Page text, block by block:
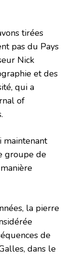
tirées
pas du Pays
Nick
et des
qui a
of
maintenant
groupe de
la pierre
de
dans le